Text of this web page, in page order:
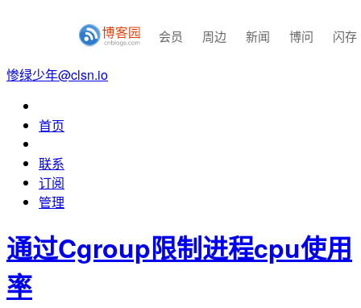
会员 周边 新闻 博问 闪存
惨绿少年@clsn.io
首页
联系
订阅
管理
通过Cgroup限制进程cpu使用
率